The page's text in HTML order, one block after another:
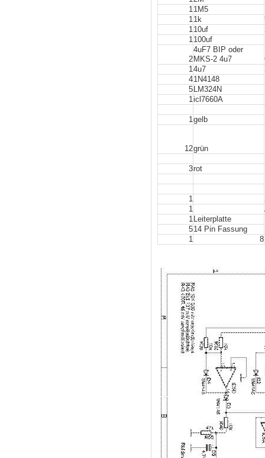
11M5
11k
110uf
1100uf
2
4uF7 BIP oder
MKS-2 4u7
14u7
41N4148
5 LM324N
1icl7660A
1gelb
12grün
3rot
1
1
1 Leiterplatte
514 Pin Fassung
1
8